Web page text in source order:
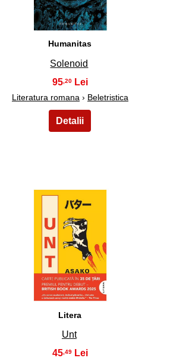
Humanitas
Solenoid
95,20
Literatura romana › Beletristica
18
Litera
Unt
45,49